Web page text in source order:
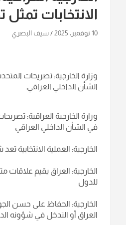
الانتخابات
10 نوفمبر، 2025 سيف البصري
وزارة الخارجية: تصريحات
الشأن الداخلي العراقي.
وزارة الخارجية العراقية:
في الشأن الداخلي العراقي
الخارجية: العملية
الخارجية: العراق يقيم علاقات
للدول
الخارجية: الحفاظ على حسن
العراق أو التدخل في شؤونه